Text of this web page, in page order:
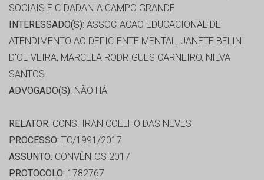
SOCIAIS E CIDADANIA CAMPO GRANDE
INTERESSADO(S): ASSOCIACAO EDUCACIONAL DE
ATENDIMENTO AO DEFICIENTE MENTAL, JANETE BELINI
D'OLIVEIRA, MARCELA RODRIGUES CARNEIRO, NILVA
SANTOS
ADVOGADO(S): NÃO HÁ
RELATOR: CONS. IRAN COELHO DAS NEVES
PROCESSO: TC/1991/2017
ASSUNTO: CONVÊNIOS 2017
PROTOCOLO: 1782767